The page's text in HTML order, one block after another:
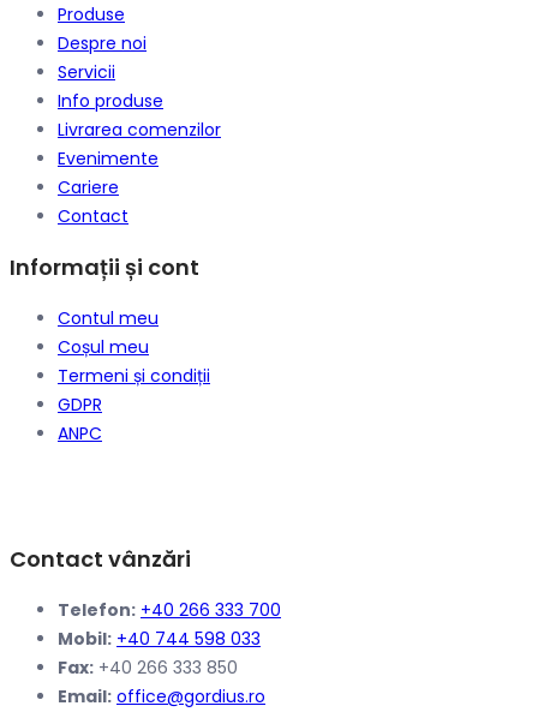
Produse
Despre noi
Servicii
Info produse
Livrarea comenzilor
Evenimente
Cariere
Contact
Informații și cont
Contul meu
Coșul meu
Termeni și condiții
GDPR
ANPC
Contact vânzări
Telefon: +40 266 333 700
Mobil: +40 744 598 033
Fax: +40 266 333 850
Email: office@gordius.ro